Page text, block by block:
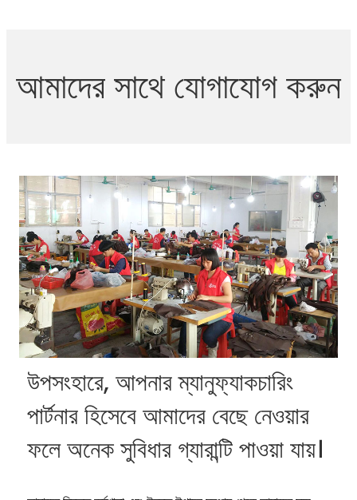
আমাদের সাথে যোগাযোগ করুন
উপসংহারে, আপনার ম্যানুফ্যাকচারিং
পার্টনার হিসেবে আমাদের বেছে নেওয়ার
ফলে অনেক সুবিধার গ্যারান্টি পাওয়া যায়।